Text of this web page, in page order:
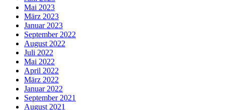
Mai 2023
März 2023
Januar 2023
September 2022
August 2022
Juli 2022
Mai 2022
April 2022
März 2022
Januar 2022
September 2021
August 2021